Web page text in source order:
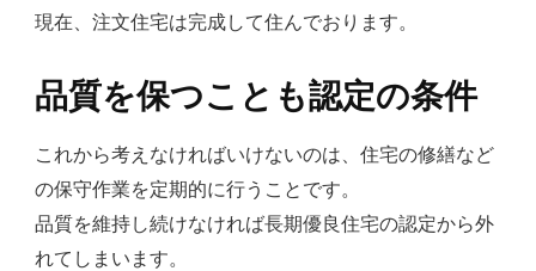
現在、注文住宅は完成して住んでおります。
品質を保つことも認定の条件
これから考えなければいけないのは、住宅の修繕など
の保守作業を定期的に行うことです。
品質を維持し続けなければ長期優良住宅の認定から外
れてしまいます。